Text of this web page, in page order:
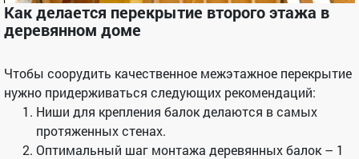
Как делается перекрытие второго этажа в
деревянном доме
Чтобы соорудить качественное межэтажное перекрытие
нужно придерживаться следующих рекомендаций:
Ниши для крепления балок делаются в самых
протяженных стенах.
Оптимальный шаг монтажа деревянных балок – 1